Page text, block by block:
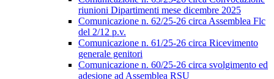
riunioni Dipartimenti mese dicembre 2025
Comunicazione n. 62/25-26 circa Assemblea Flc
del 2/12 p.v.
Comunicazione n. 61/25-26 circa Ricevimento
generale genitori
Comunicazione n. 60/25-26 circa svolgimento ed
adesione ad Assemblea RSU